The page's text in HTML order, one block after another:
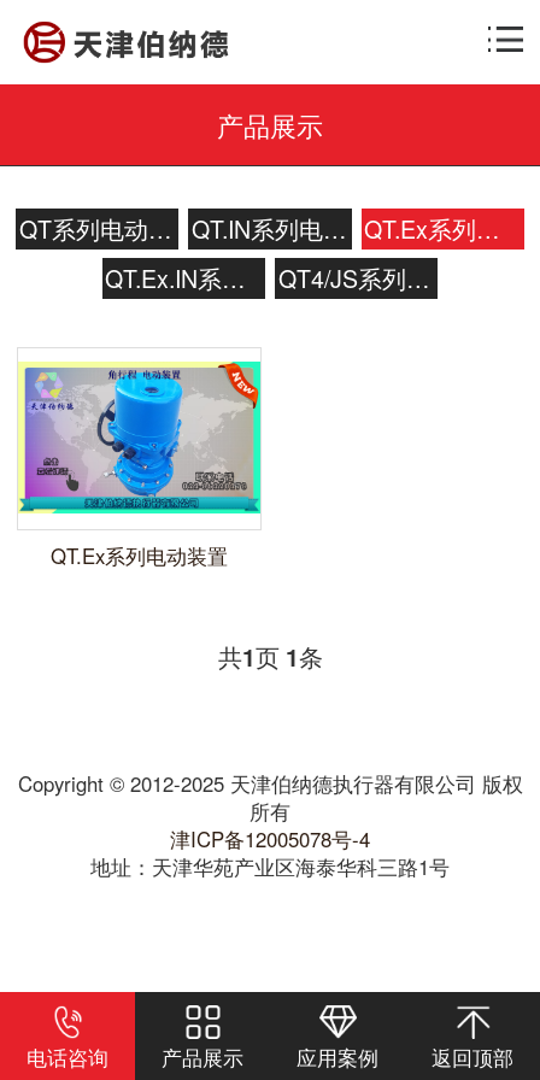
产品展示
QT系列电动装置 QT.IN系列电动装置
QT.Ex系列电动装置
QT.Ex.IN系列电动装置
QT4/JS系列电动装置
QT.Ex系列电动装置
共1页 1条
Copyright © 2012-2025 天津伯纳德执行器有限公司 版权
所有
津ICP备12005078号-4
地址：天津华苑产业区海泰华科三路1号
电话咨询 产品展示 应用案例 返回顶部